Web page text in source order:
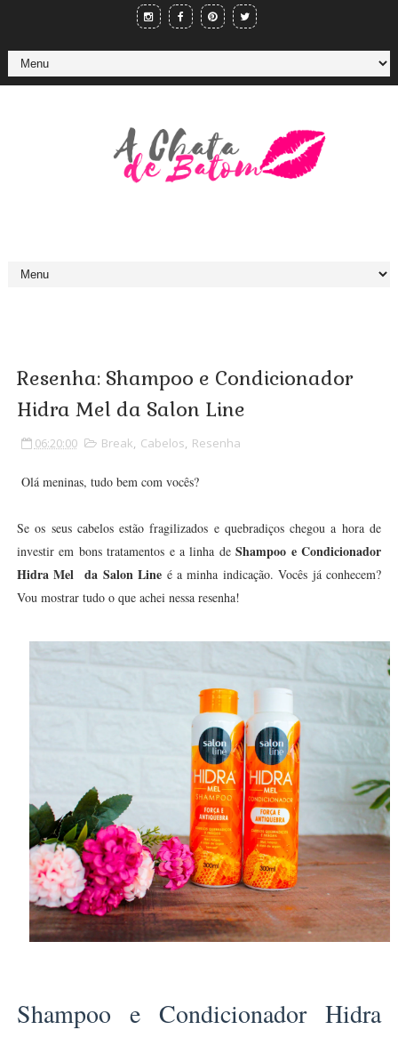
Resenha: Shampoo e Condicionador
Hidra Mel da Salon Line
06:20:00 Break, Cabelos, Resenha
Olá meninas, tudo bem com vocês?
Se os seus cabelos estão fragilizados e quebradiços chegou a hora de
investir em bons tratamentos e a linha deShampoo e Condicionador
Hidra Mel da Salon Line é a minha indicação. Vocês já conhecem?
Vou mostrar tudo o que achei nessa resenha!
Shampoo e Condicionador Hidra